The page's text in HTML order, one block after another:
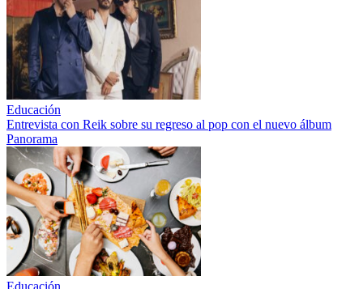
Educación
Entrevista con Reik sobre su regreso al pop con el nuevo álbum
Panorama
Educación